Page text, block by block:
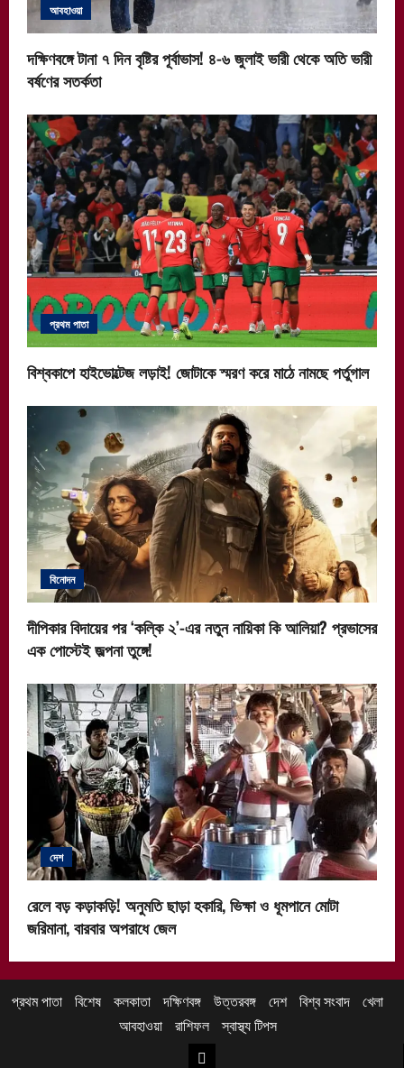
আবহাওয়া
দক্ষিণবঙ্গে টানা ৭ দিন বৃষ্টির পূর্বাভাস! ৪-৬ জুলাই ভারী থেকে অতি ভারী
বর্ষণের সতর্কতা
প্রথম পাতা
বিশ্বকাপে হাইভোল্টেজ লড়াই! জোটাকে স্মরণ করে মাঠে নামছে পর্তুগাল
বিনোদন
দীপিকার বিদায়ের পর ‘কল্কি ২’-এর নতুন নায়িকা কি আলিয়া? প্রভাসের
এক পোস্টেই জল্পনা তুঙ্গে!
দেশ
রেলে বড় কড়াকড়ি! অনুমতি ছাড়া হকারি, ভিক্ষা ও ধূমপানে মোটা
জরিমানা, বারবার অপরাধে জেল
প্রথম পাতা বিশেষ কলকাতা দক্ষিণবঙ্গ উত্তরবঙ্গ দেশ বিশ্ব সংবাদ খেলা
আবহাওয়া
রাশিফল স্বাস্থ্য টিপস
উত্তরবঙ্গ